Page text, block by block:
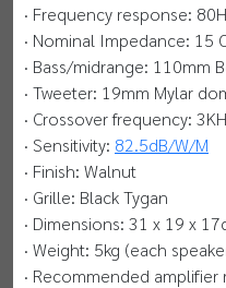
· Frequency response:
· Nominal Impedance: 15
· Bass/midrange: 110mm
· Tweeter: 19mm Mylar
· Crossover frequency:
· Sensitivity: 82.5dB/W/M
· Finish: Walnut
· Grille: Black Tygan
· Dimensions: 31 x 19 x
· Weight: 5kg (each
· Recommended